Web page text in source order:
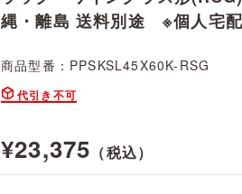
縄・離島 送料別途 ※個人宅
商品型番：PPSKSL45X60K-RSG
代引き不可
¥23,375 （税込）